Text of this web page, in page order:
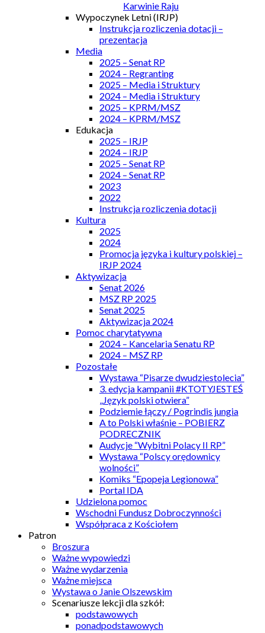
Karwinie Raju
Wypoczynek Letni (IRJP)
Instrukcja rozliczenia dotacji –
prezentacja
Media
2025 – Senat RP
2024 – Regranting
2025 – Media i Struktury
2024 – Media i Struktury
2025 – KPRM/MSZ
2024 – KPRM/MSZ
Edukacja
2025 – IRJP
2024 – IRJP
2025 – Senat RP
2024 – Senat RP
2023
2022
Instrukcja rozliczenia dotacji
Kultura
2025
2024
Promocja języka i kultury polskiej –
IRJP 2024
Aktywizacja
Senat 2026
MSZ RP 2025
Senat 2025
Aktywizacja 2024
Pomoc charytatywna
2024 – Kancelaria Senatu RP
2024 – MSZ RP
Pozostałe
Wystawa “Pisarze dwudziestolecia”
3. edycja kampanii #KTOTYJESTEŚ
„Język polski otwiera”
Podziemie łączy / Pogrindis jungia
A to Polski właśnie – POBIERZ
PODRECZNIK
Audycje “Wybitni Polacy II RP”
Wystawa “Polscy orędownicy
wolności”
Komiks “Epopeja Legionowa”
Portal IDA
Udzielona pomoc
Wschodni Fundusz Dobroczynności
Współpraca z Kościołem
Patron
Broszura
Ważne wypowiedzi
Ważne wydarzenia
Ważne miejsca
Wystawa o Janie Olszewskim
Scenariusze lekcji dla szkół:
podstawowych
ponadpodstawowych